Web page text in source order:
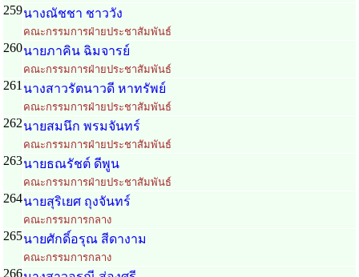
259นางณัชชา ชาววัง
คณะกรรมการฝ่ายประชาสัมพันธ์
260นายภาคิน ฉิมจารย์
คณะกรรมการฝ่ายประชาสัมพันธ์
261 นางสาวรัตนาวดี หาทรัพย์
คณะกรรมการฝ่ายประชาสัมพันธ์
262นายสมนึก พรมจันทร์
คณะกรรมการฝ่ายประชาสัมพันธ์
263นายธณรัชต์ ดีพูน
คณะกรรมการฝ่ายประชาสัมพันธ์
264นายสุริเยศ ถุงจันทร์
คณะกรรมการกลาง
265นายศักดิ์อรุณ สีดางาม
คณะกรรมการกลาง
266